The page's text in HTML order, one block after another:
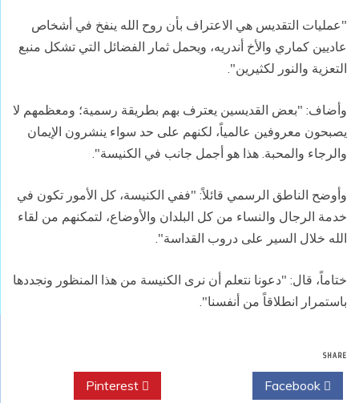
"عمليات التقديس هي الاعتراف بأن روح الله ينفخ في أشخاص
عاديين كماري والأخ أندريه، ويحمل ثمار الفضائل التي تشكل منبع
التعزية والنور لكثيرين".
وأضاف: "بعض القديسين يعترف بهم بطريقة رسمية؛ ومعظمهم لا
يصبحون معروفين عالمياً، لكنهم على حد سواء ينشرون الإيمان
والرجاء والمحبة. هذا هو أجمل جانب في الكنيسة".
وأوضح الناطق الرسمي قائلاً: "ففي الكنيسة، كل الأمور تكون في
خدمة الرجال والنساء من كل البلدان والأوضاع، لتمكنهم من لقاء
الله خلال السير على دروب القداسة".
ختاماً، قال: "دعونا نتعلم أن نرى الكنيسة من هذا المنظور ونجددها
باستمرار انطلاقاً من أنفسنا".
SHARE